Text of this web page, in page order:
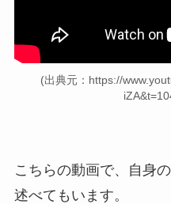
(出典元：https://
こちらの動画で、自身
述べてもいます。